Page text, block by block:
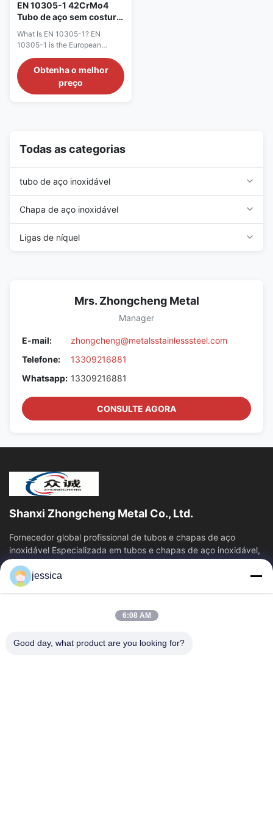
EN 10305-1 42CrMo4
Tubo de aço sem costura
desenhado a frio
What Is EN 10305-1? EN
10305-1 is the European
drawn precision steel tubes. It
specifies technical delivery
conditions for tubes used in
standard covers ...
Obtenha o melhor
preço
Todas as categorias
tubo de aço inoxidável
Chapa de aço inoxidável
Ligas de níquel
Mrs. Zhongcheng Metal
Manager
E-mail:
zhongcheng@metalsstainlesssteel.com
Telefone:
13309216881
Whatsapp: 13309216881
CONSULTE AGORA
Shanxi Zhongcheng Metal Co., Ltd.
Fornecedor global profissional de tubos e chapas de aço
inoxidável Especializada em tubos e chapas de aço inoxidável,
fornecendo uma solução de...
Relações Rápidas
Fábrica
Controle De Qualidade
Fale Conosco
jessica
6:08 AM
Good day, what product are you looking for?